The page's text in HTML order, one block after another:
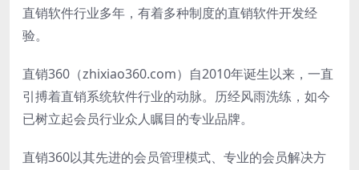
直销软件行业多年，有着多种制度的直销软件开发经
验。
直销360（zhixiao360.com）自2010年诞生以来，一直
引搏着直销系统软件行业的动脉。历经风雨洗练，如今
已树立起会员行业众人瞩目的专业品牌。
直销360以其先进的会员管理模式、专业的会员解决方